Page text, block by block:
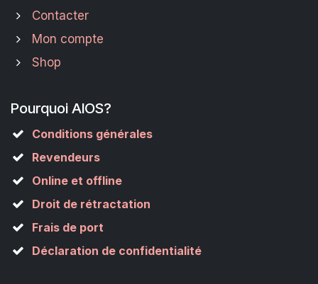
Contacter
Mon compte
Shop
Pourquoi AIOS?
Conditions générales
Revendeurs
Online et offline
Droit de rétractation
Frais de port
Déclaration de confidentialité